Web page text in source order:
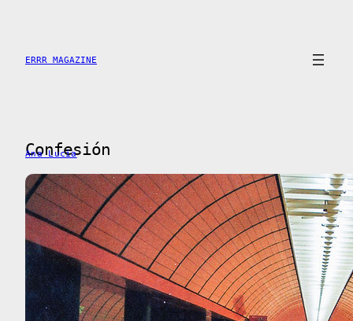
contenido
ERRR MAGAZINE
Confesión
Ana Lucía